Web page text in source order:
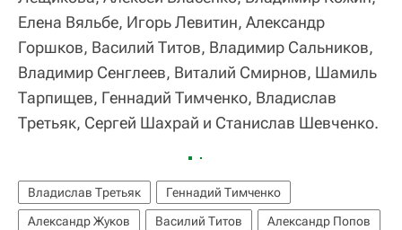
Елена Вяльбе, Игорь Левитин, Александр
Горшков, Василий Титов, Владимир Сальников,
Владимир Сенглеев, Виталий Смирнов, Шамиль
Тарпищев, Геннадий Тимченко, Владислав
Третьяк, Сергей Шахрай и Станислав Шевченко.
Владислав Третьяк
Геннадий Тимченко
Александр Жуков
Василий Титов
Александр Попов